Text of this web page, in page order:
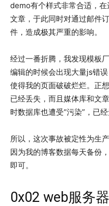
demo有个样式非常合适，
文章，于此同时对通过邮件
件，造成极其严重的影响。
经过一番折腾，我发现模板
编辑的时候会出现大量js错
使得我的页面破破烂烂。正
已经丢失，而且媒体库和文
时数据库也遭受“污染”，已
所以，这次事故被定性为生
因为我的博客数据每天备份
即可。
0x02 web服务器